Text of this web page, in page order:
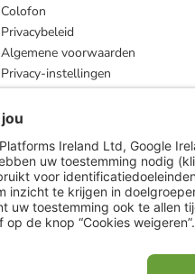
Colofon
Privacybeleid
Algemene voorwaarden
Privacy-instellingen
Compliance